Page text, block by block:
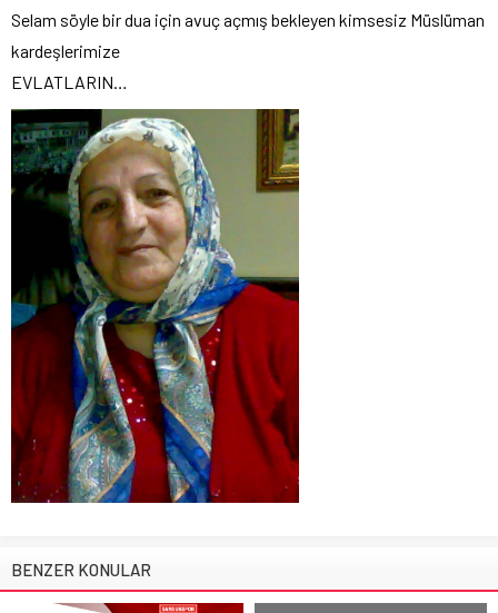
Selam söyle bir dua için avuç açmış bekleyen kimsesiz Müslüman
kardeşlerimize
EVLATLARIN…
BENZER KONULAR